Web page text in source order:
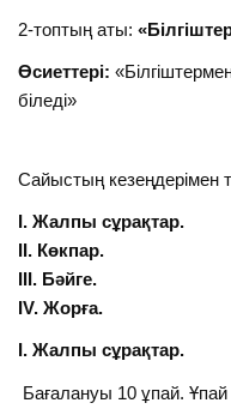
2-топтың аты:
Өсиеттері:
біледі»
Сайыстың кезеңдерімен
І. Жалпы сұрақтар.
ІІ. Көкпар.
ІІІ. Бәйге.
ІV. Жорға.
І. Жалпы сұрақтар.
Бағалануы 10 ұпай.